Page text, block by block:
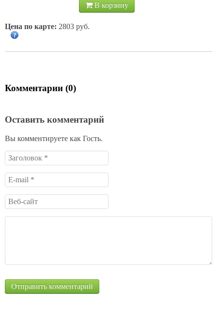
В корзину
Цена по карте: 2803 руб.
Комментарии (0)
Оставить комментарий
Вы комментируете как Гость.